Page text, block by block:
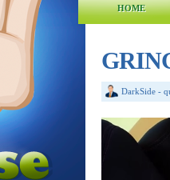
HOME
DarkSide -